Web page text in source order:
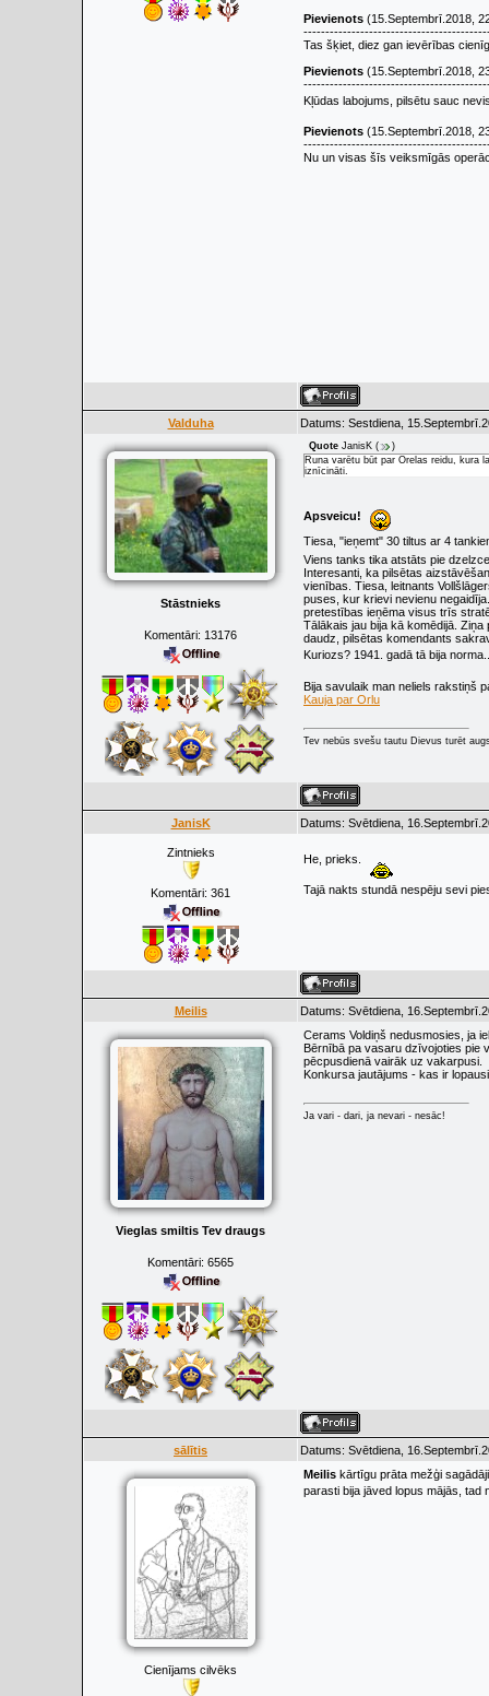
Pievienots (15.Septembrī.2018,
Tas šķiet, diez gan ievērības
Pievienots (15.Septembrī.2018,
Kļūdas labojums, pilsētu sauc
Pievienots (15.Septembrī.2018,
Nu un visas šīs veiksmīgās
Valduha Datums: Sestdiena,
Stāstnieks
Komentāri: 13176
Quote JanisK (
)
Runa varētu būt par Orelas reidu, kura
iznīcināti.
Apsveicu!
Tiesa, "ieņemt" 30 tiltus ar 4
Viens tanks tika atstāts pie
Interesanti, ka pilsētas
vienības. Tiesa, leitnants
puses, kur krievi nevienu
pretestības ieņēma visus trīs
Tālākais jau bija kā komēdijā.
daudz, pilsētas komendants
Kuriozs? 1941. gadā tā bija
Bija savulaik man neliels rakstiņš
Kauja par Orlu
Tev nebūs svešu tautu Dievus turēt
JanisK Datums: Svētdiena,
Zintnieks
Komentāri: 361
He, prieks.
Tajā nakts stundā nespēju sevi
Meilis Datums: Svētdiena,
Vieglas smiltis Tev draugs
Komentāri: 6565
Cerams Voldiņš nedusmosies, ja
Bērnībā pa vasaru dzīvojoties pie
pēcpusdienā vairāk uz vakarpusi.
Konkursa jautājums - kas ir
Ja vari - dari, ja nevari - nesāc!
sālītis Datums: Svētdiena,
Cienījams cilvēks
Meilis kārtīgu prāta mežģi
parasti bija jāved lopus mājās,